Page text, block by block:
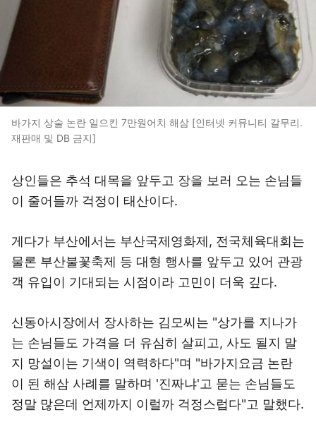
바가지 상술 논란 일으킨 7만원어치 해삼 [인터넷 커뮤니티 갈무리.
재판매 및 DB 금지]
상인들은 추석 대목을 앞두고 장을 보러 오는 손님들
이 줄어들까 걱정이 태산이다.
게다가 부산에서는 부산국제영화제, 전국체육대회는
물론 부산불꽃축제 등 대형 행사를 앞두고 있어 관광
객 유입이 기대되는 시점이라 고민이 더욱 깊다.
신동아시장에서 장사하는 김모씨는 "상가를 지나가
는 손님들도 가격을 더 유심히 살피고, 사도 될지 말
지 망설이는 기색이 역력하다"며 "바가지요금 논란
이 된 해삼 사례를 말하며 '진짜냐'고 묻는 손님들도
정말 많은데 언제까지 이럴까 걱정스럽다"고 말했다.